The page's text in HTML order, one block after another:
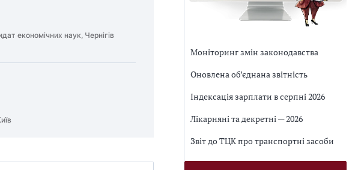
економічних наук, Чернігів
Моніторинг змін законодавства
Оновлена об’єднана звітність
Індексація зарплати в серпні 2026
Лікарняні та декретні — 2026
Звіт до ТЦК про транспортні засоби